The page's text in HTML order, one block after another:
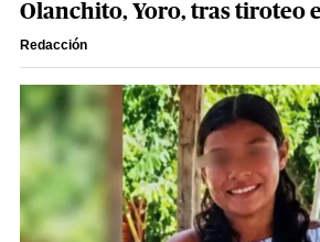
Olanchito, Yoro, tras tiroteo
Redacción